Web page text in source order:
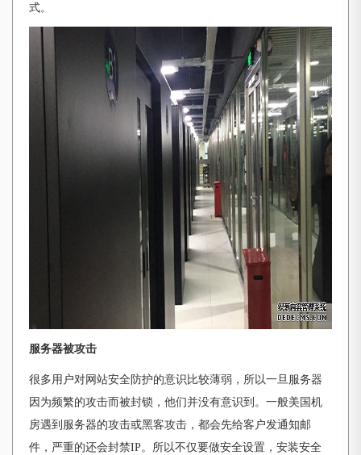
式。
服务器被攻击
很多用户对网站安全防护的意识比较薄弱，所以一旦服务器
因为频繁的攻击而被封锁，他们并没有意识到。一般美国机
房遇到服务器的攻击或黑客攻击，都会先给客户发通知邮
件，严重的还会封禁IP。所以不仅要做安全设置，安装安全